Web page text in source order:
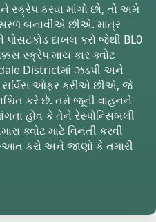
સ્ક્રેપ કરવા માંગો છો, તો અમે
બનાવીએ છીએ. માત્ર
દાખલ કરો જેથી BL0
સ્ક્રેપ માય કાર ક્વોટ
Districtમાં ઝડપી અને
સર્વિસ ઓફર કરીએ છીએ, જે
કરે છે. તમે જૂની વાહનને
હોવ કે તેને રેસ્પોન્સિબલી
ક્વોટ માટે વિનંતી કરવી
કરો અને જાણો કે તમારી